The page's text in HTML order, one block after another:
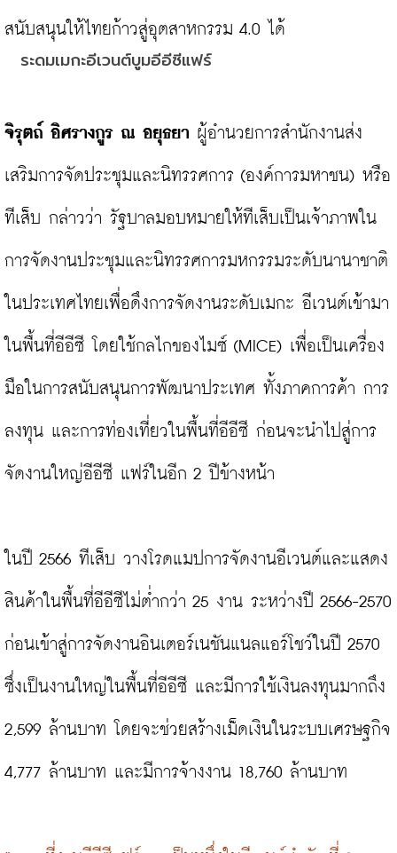
ระดมเมกะอีเวนต์บูมอีอีซีแฟร์
จิรุตถ์ อิศรางกูร ณ อยุธยา ผู้อำนวยการสำนักงานส่ง
เสริมการจัดประชุมและนิทรรศการ (องค์การมหาชน) หรือ
ทีเส็บ กล่าวว่า รัฐบาลมอบหมายให้ทีเส็บเป็นเจ้าภาพใน
การจัดงานประชุมและนิทรรศการมหกรรมระดับนานาชาติ
ในประเทศไทยเพื่อดึงการจัดงานระดับเมกะ อีเวนต์เข้ามา
ในพื้นที่อีอีซี โดยใช้กลไกของไมซ์ (MICE) เพื่อเป็นเครื่อง
มือในการสนับสนุนการพัฒนาประเทศ ทั้งภาคการค้า การ
ลงทุน และการท่องเที่ยวในพื้นที่อีอีซี ก่อนจะนำไปสู่การ
จัดงานใหญ่อีอีซี แฟร์ในอีก 2 ปีข้างหน้า
ในปี 2566 ทีเส็บ วางโรดแมปการจัดงานอีเวนต์และแสดง
สินค้าในพื้นที่อีอีซีไม่ต่ำกว่า 25 งาน ระหว่างปี 2566-2570
ก่อนเข้าสู่การจัดงานอินเตอร์เนชันแนลแอร์โชว์ในปี 2570
ซึ่งเป็นงานใหญ่ในพื้นที่อีอีซี และมีการใช้เงินลงทุนมากถึง
2,599 ล้านบาท โดยจะช่วยสร้างเม็ดเงินในระบบเศรษฐกิจ
4,777 ล้านบาท และมีการจ้างงาน 18,760 ล้านบาท